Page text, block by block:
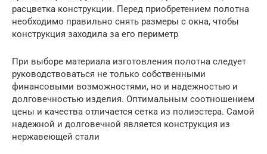
расцветка конструкции. Перед приобретением полотна
необходимо правильно снять размеры с окна, чтобы
конструкция заходила за его периметр
При выборе материала изготовления полотна следует
руководствоваться не только собственными
финансовыми возможностями, но и надежностью и
долговечностью изделия. Оптимальным соотношением
цены и качества отличается сетка из полиэстера. Самой
надежной и долговечной является конструкция из
нержавеющей стали